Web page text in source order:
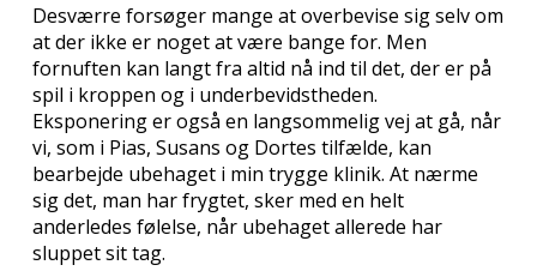
Desværre forsøger mange at overbevise sig selv om
at der ikke er noget at være bange for. Men
fornuften kan langt fra altid nå ind til det, der er på
spil i kroppen og i underbevidstheden.
Eksponering er også en langsommelig vej at gå, når
vi, som i Pias, Susans og Dortes tilfælde, kan
bearbejde ubehaget i min trygge klinik. At nærme
sig det, man har frygtet, sker med en helt
anderledes følelse, når ubehaget allerede har
sluppet sit tag.